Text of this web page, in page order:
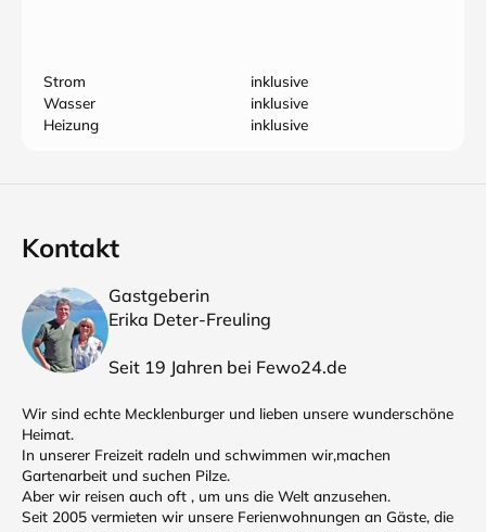
Strom
inklusive
Wasser
inklusive
Heizung
inklusive
Kontakt
Gastgeberin
Erika Deter-Freuling
Seit 19 Jahren bei Fewo24.de
Wir sind echte Mecklenburger und lieben unsere wunderschöne
Heimat.
In unserer Freizeit radeln und schwimmen wir,machen
Gartenarbeit und suchen Pilze.
Aber wir reisen auch oft , um uns die Welt anzusehen.
Seit 2005 vermieten wir unsere Ferienwohnungen an Gäste, die